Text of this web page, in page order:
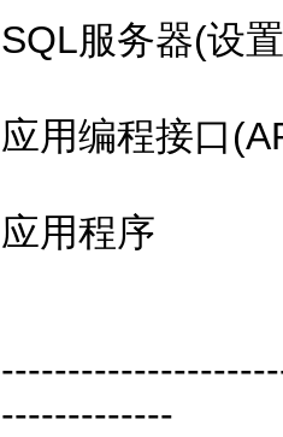
SQL服务器(设
应用编程接口
应用程序
-------------